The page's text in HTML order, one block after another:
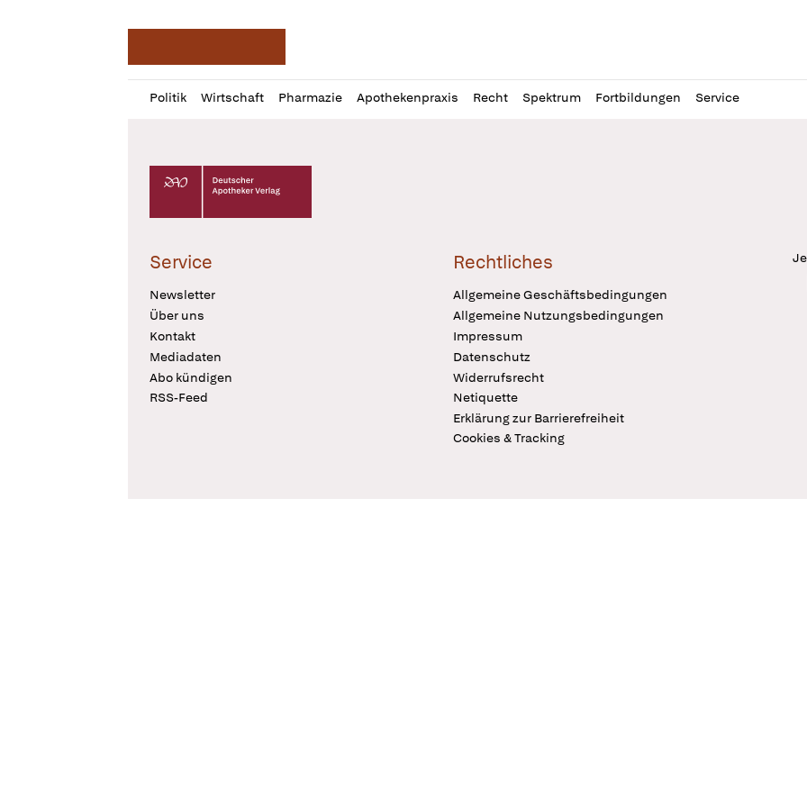
Politik Wirtschaft Pharmazie Apothekenpraxis Recht Spektrum Fortbildungen Service
Profil
öffnen
Daz
Pur
Deutscher Apotheker Verlag Logo
Service
Newsletter
Über uns
Kontakt
Mediadaten
Abo kündigen
RSS-Feed
Rechtliches
Allgemeine Geschäftsbedingungen
Allgemeine Nutzungsbedingungen
Impressum
Datenschutz
Widerrufsrecht
Netiquette
Erklärung zur Barrierefreiheit
Cookies & Tracking